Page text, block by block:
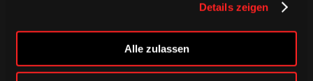
Details zeigen
Alle zulassen